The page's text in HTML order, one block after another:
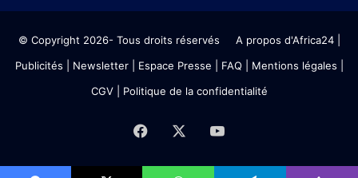
© Copyright 2026- Tous droits réservés A propos d'Africa24|
Publicités
Newsletter| Espace Presse | FAQ | Mentions légales
CGV| Politique de la confidentialité